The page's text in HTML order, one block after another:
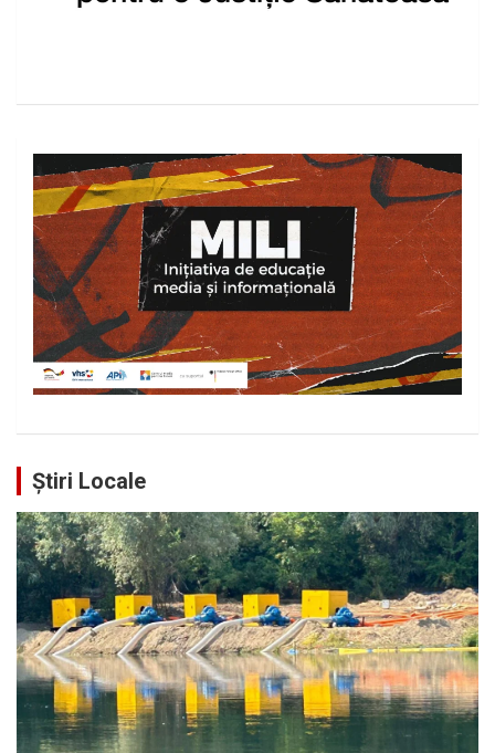
Știri Locale